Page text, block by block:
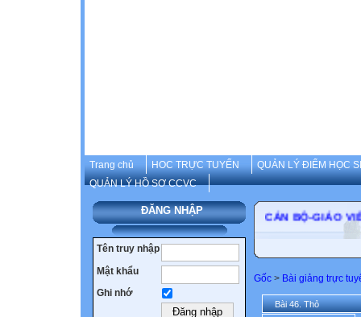
Trang chủ HOC TRỰC TUYẾN
QUẢN LÝ ĐIỂM HỌC
QUẢN LÝ HỒ SƠ CCVC
ĐĂNG NHẬP
Tên truy nhập
Mật khẩu
Ghi nhớ
CÁN BỘ-GIÁO
Gốc > Bài giảng trực
Bài 46. Thỏ